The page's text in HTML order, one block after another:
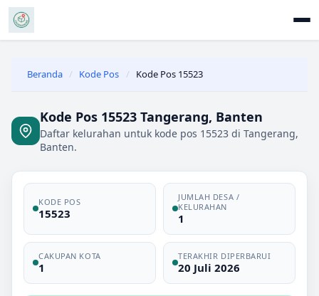
Beranda / Kode Pos / Kode Pos 15523
Kode Pos 15523 Tangerang, Banten
Daftar kelurahan untuk kode pos 15523 di Tangerang,
Banten.
KODE POS
15523
JUMLAH DESA /
KELURAHAN
1
CAKUPAN KOTA
1
TERAKHIR DIPERBARUI
20 Juli 2026